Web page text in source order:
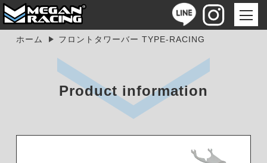
ホーム フロントタワーバー TYPE-RACING
Product information